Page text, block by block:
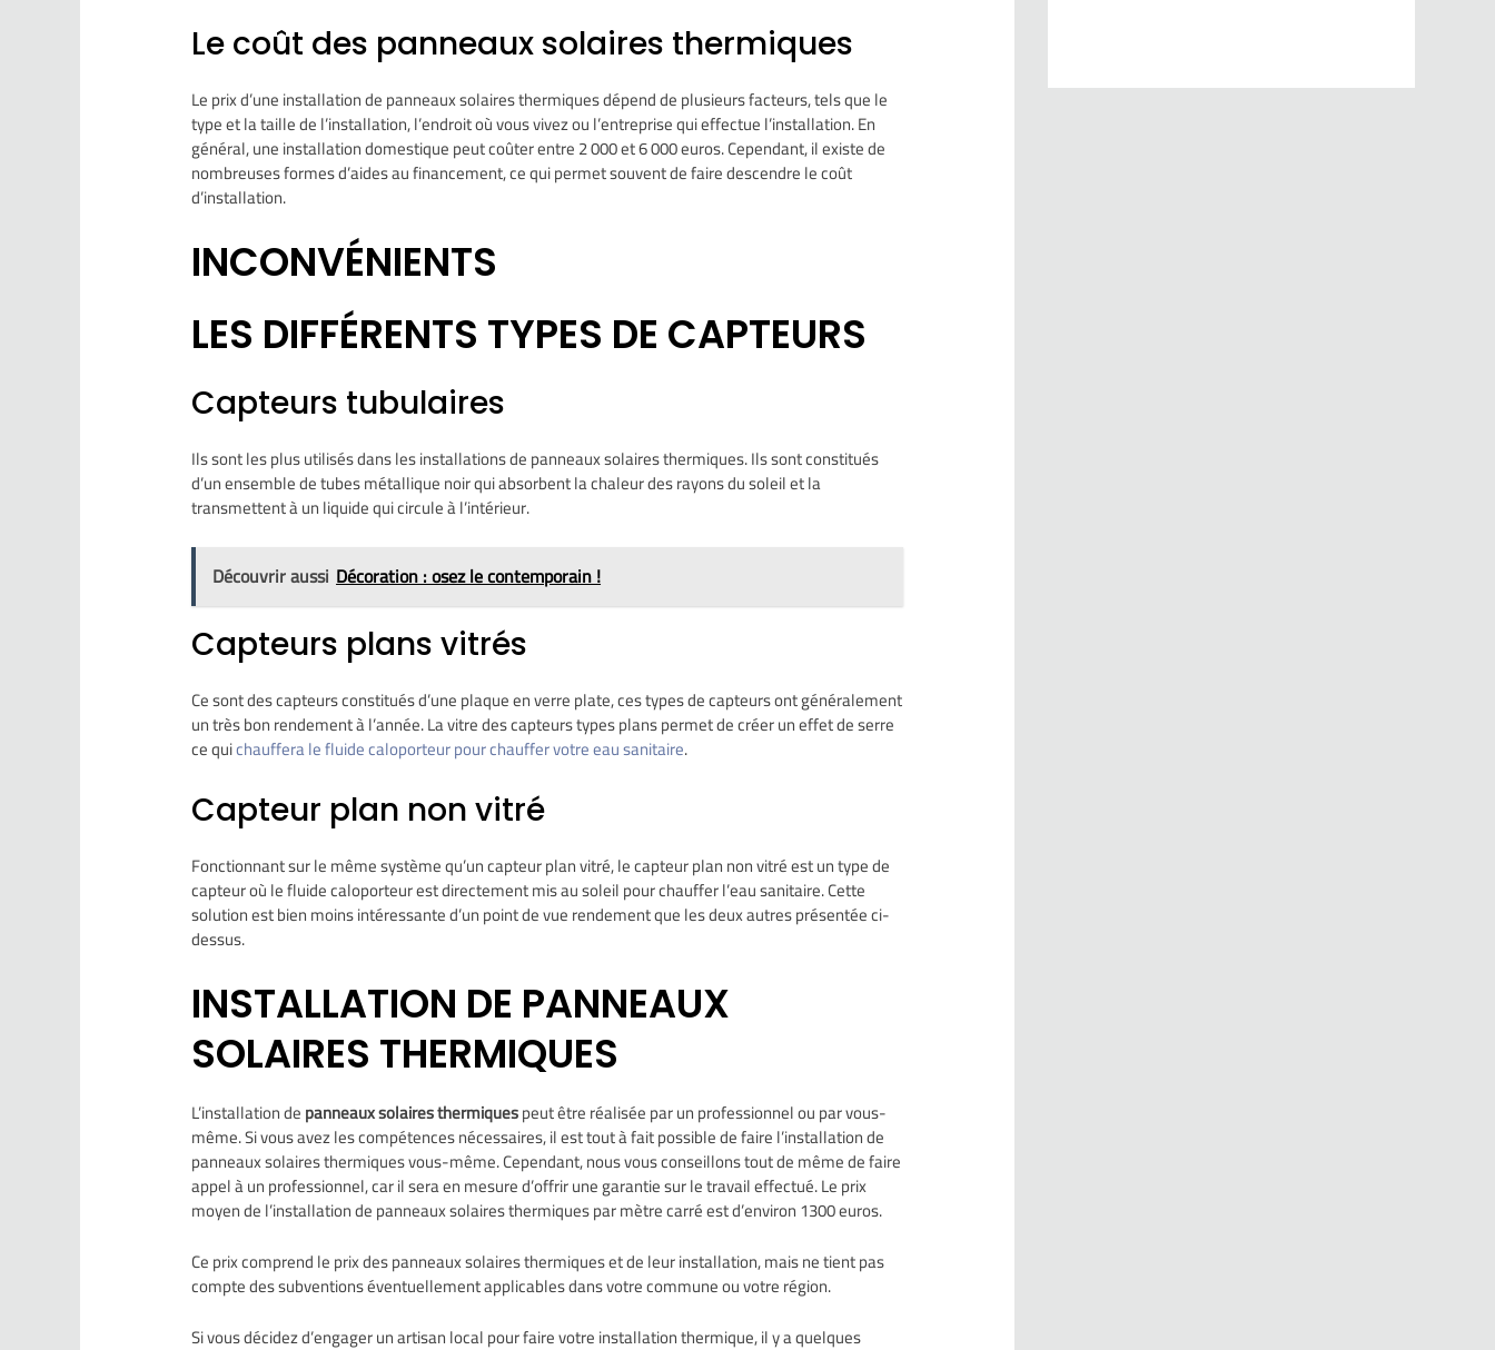
Le coût des panneaux solaires thermiques
Le prix d’une installation de panneaux solaires thermiques dépend de plusieurs facteurs, tels que le
type et la taille de l’installation, l’endroit où vous vivez ou l’entreprise qui effectue l’installation. En
général, une installation domestique peut coûter entre 2 000 et 6 000 euros. Cependant, il existe de
nombreuses formes d’aides au financement, ce qui permet souvent de faire descendre le coût
d’installation.
INCONVÉNIENTS
LES DIFFÉRENTS TYPES DE CAPTEURS
Capteurs tubulaires
Ils sont les plus utilisés dans les installations de panneaux solaires thermiques. Ils sont constitués
d’un ensemble de tubes métallique noir qui absorbent la chaleur des rayons du soleil et la
transmettent à un liquide qui circule à l’intérieur.
Découvrir aussi Décoration : osez le contemporain !
Capteurs plans vitrés
Ce sont des capteurs constitués d’une plaque en verre plate, ces types de capteurs ont généralement
un très bon rendement à l’année. La vitre des capteurs types plans permet de créer un effet de serre
ce quichauffera le fluide caloporteur pour chauffer votre eau sanitaire.
Capteur plan non vitré
Fonctionnant sur le même système qu’un capteur plan vitré, le capteur plan non vitré est un type de
capteur où le fluide caloporteur est directement mis au soleil pour chauffer l’eau sanitaire. Cette
solution est bien moins intéressante d’un point de vue rendement que les deux autres présentée ci-
dessus.
INSTALLATION DE PANNEAUX
SOLAIRES THERMIQUES
L’installation depanneaux solaires thermiquespeut être réalisée par un professionnel ou par vous-
même. Si vous avez les compétences nécessaires, il est tout à fait possible de faire l’installation de
panneaux solaires thermiques vous-même. Cependant, nous vous conseillons tout de même de faire
appel à un professionnel, car il sera en mesure d’offrir une garantie sur le travail effectué. Le prix
moyen de l’installation de panneaux solaires thermiques par mètre carré est d’environ 1300 euros.
Ce prix comprend le prix des panneaux solaires thermiques et de leur installation, mais ne tient pas
compte des subventions éventuellement applicables dans votre commune ou votre région.
Si vous décidez d’engager un artisan local pour faire votre installation thermique, il y a quelques